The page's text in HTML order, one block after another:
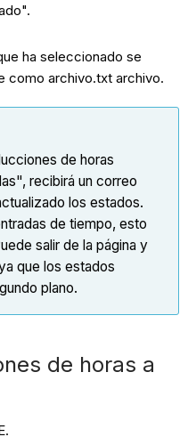
ha seleccionado se
como archivo.txt archivo.
de horas
recibirá un correo
los estados.
de tiempo, esto
salir de la página y
que los estados
plano.
de horas a